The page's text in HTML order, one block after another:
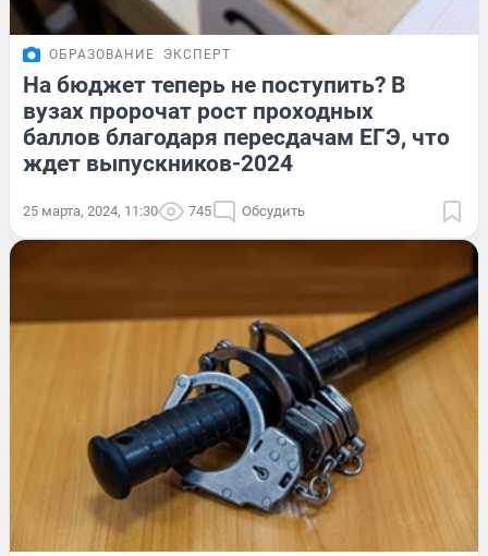
ОБРАЗОВАНИЕ ЭКСПЕРТ
На бюджет теперь не поступить? В
вузах пророчат рост проходных
баллов благодаря пересдачам ЕГЭ, что
ждет выпускников-2024
25 марта, 2024, 11:30 745 Обсудить